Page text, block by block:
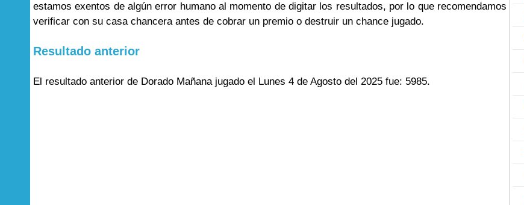
estamos exentos de algún error humano al momento de digitar los resultados, por lo que recomendamos
verificar con su casa chancera antes de cobrar un premio o destruir un chance jugado.
Resultado anterior
El resultado anterior de Dorado Mañana jugado el Lunes 4 de Agosto del 2025 fue: 5985.